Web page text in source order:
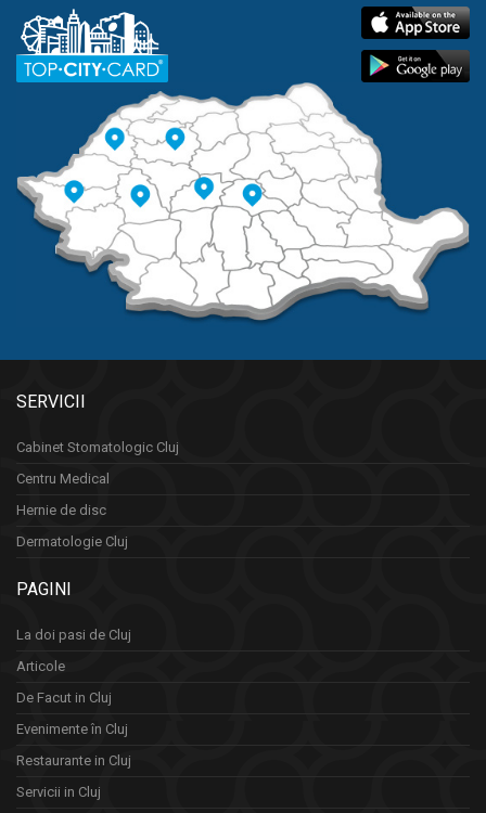
SERVICII
Cabinet Stomatologic Cluj
Centru Medical
Hernie de disc
Dermatologie Cluj
PAGINI
La doi pasi de Cluj
Articole
De Facut in Cluj
Evenimente în Cluj
Restaurante in Cluj
Servicii in Cluj